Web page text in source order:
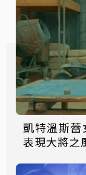
凱特溫斯蕾
表現大將之